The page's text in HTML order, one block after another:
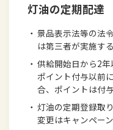
灯油の定期配達
・ 景品表示法等の法
は第三者が実施す
・ 供給開始日から2年
ポイント付与以前
合、ポイントは付
・ 灯油の定期登録取
変更はキャンペー